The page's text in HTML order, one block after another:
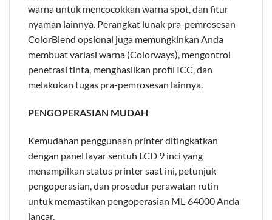
warna untuk mencocokkan warna spot, dan fitur
nyaman lainnya. Perangkat lunak pra-pemrosesan
ColorBlend opsional juga memungkinkan Anda
membuat variasi warna (Colorways), mengontrol
penetrasi tinta, menghasilkan profil ICC, dan
melakukan tugas pra-pemrosesan lainnya.
PENGOPERASIAN MUDAH
Kemudahan penggunaan printer ditingkatkan
dengan panel layar sentuh LCD 9 inci yang
menampilkan status printer saat ini, petunjuk
pengoperasian, dan prosedur perawatan rutin
untuk memastikan pengoperasian ML-64000 Anda
lancar.